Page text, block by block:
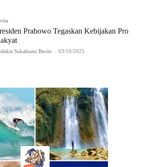
Prabowo Tegaskan Kebijakan Pro
Sukabumi Berita - 03/10/2025